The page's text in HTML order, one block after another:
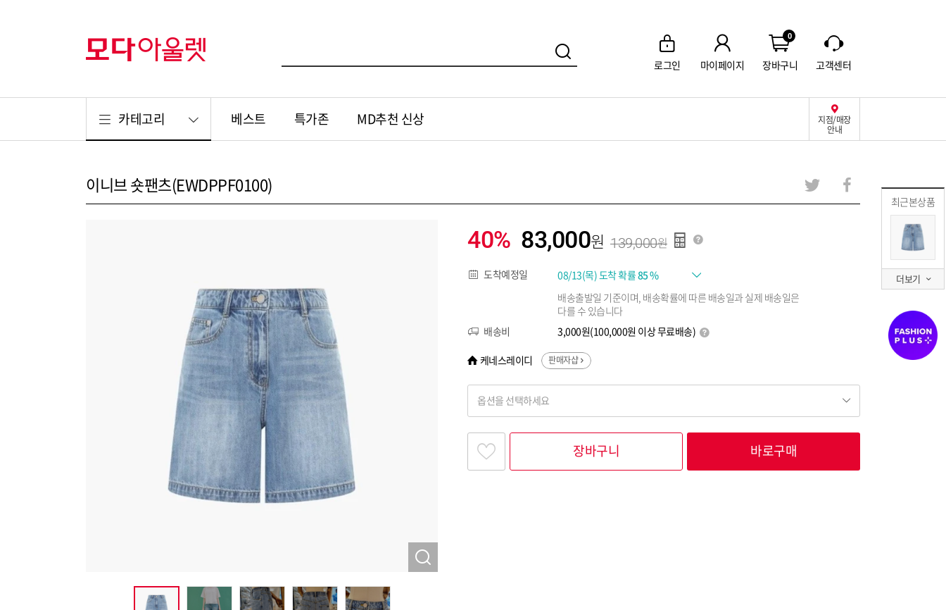
로그인 마이페이지
0
장바구니 고객센터
카테고리 지점/매장
안내
베스트 특가존 MD추천 신상
최근본상품
더보기
이니브 숏팬츠(EWDPPF0100)
40% 83,000 139,000
도착예정일 08/13(목) 도착 확률85 %
배송출발일 기준이며, 배송확률에 따른 배송일과 실제 배송일은
다를 수 있습니다
배송비
3,000원(100,000원 이상 무료배송)
케네스레이디 판매자샵
옵션을 선택하세요
찾고싶은 옵션명을 입력해 주세요
옵션명 1
장바구니 바로구매